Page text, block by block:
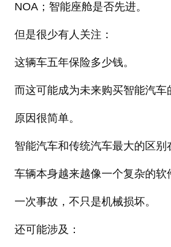
NOA；智能座舱是否先进。
但是很少有人关注：
这辆车五年保险多少钱。
而这可能成为未来购买智能汽车
原因很简单。
智能汽车和传统汽车最大的区别
车辆本身越来越像一个复杂的软
一次事故，不只是机械损坏。
还可能涉及：